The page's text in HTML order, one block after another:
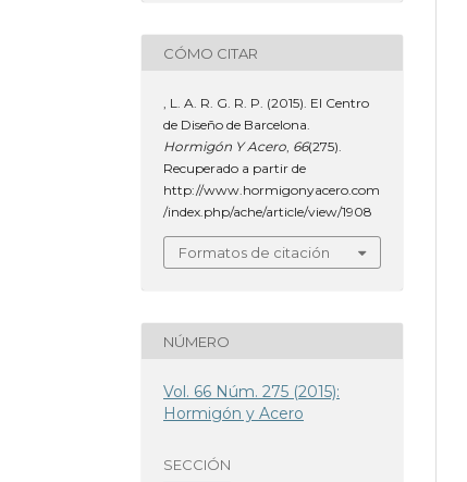
CÓMO CITAR
, L. A. R. G. R. P. (2015). El Centro
de Diseño de Barcelona.
Hormigón Y Acero, 66(275).
Recuperado a partir de
http://www.hormigonyacero.com
/index.php/ache/article/view/1908
Formatos de citación
NÚMERO
Vol. 66 Núm. 275 (2015):
Hormigón y Acero
SECCIÓN